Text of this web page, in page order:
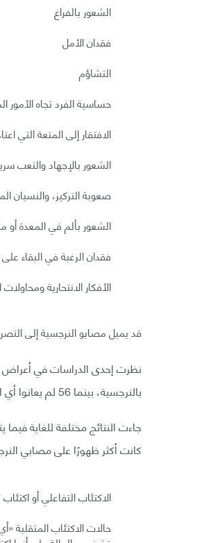
الشعور بالفراغ
فقدان الأمل
التشاؤم
حساسية الفرد تجاه الأمور
الافتقار إلى المتعة التي
الشعور بالإجهاد والتعب
صعوبة التركيز، والنسيان
الشعور بألم في المعدة
فقدان الرغبة في البقاء على
الأفكار الانتحارية ومحاولات
قد يميل مصابو النرجسية إلى
بالنرجسية، بينما 56 لم يعانوا أي اضطراب في الشخصية.
جاءت النتائج مختلفة للغاية
كانت أكثر ظهورًا على مصابي
الاكتئاب التفاعلي أو
حالات الاكتئاب المتقلبة